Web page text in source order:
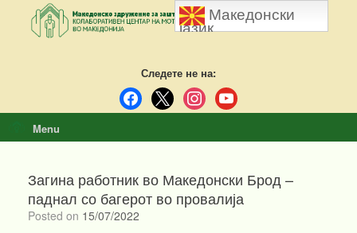
content
Следете не на:
facebook
x instagramyoutube
Menu
Загина работник во Македонски Брод –
паднал со багерот во провалија
Posted on 15/07/2022
Македонски
јазик